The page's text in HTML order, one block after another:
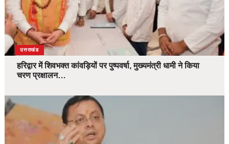
उत्तराखंड
हरिद्वार में शिवभक्त कांवड़ियों पर पुष्पवर्षा, मुख्यमंत्री धामी ने किया
चरण प्रक्षालन…